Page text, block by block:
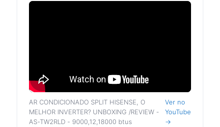
AR CONDICIONADO SPLIT HISENSE, O
MELHOR INVERTER? UNBOXING /REVIEW -
AS-TW2RLD - 9000,12,18000 btus
Ver no
YouTube
→